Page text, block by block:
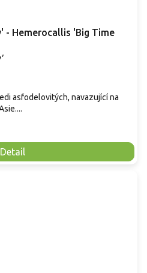
- Hemerocallis 'Big Time
Detail
asfodelovitých, navazující na